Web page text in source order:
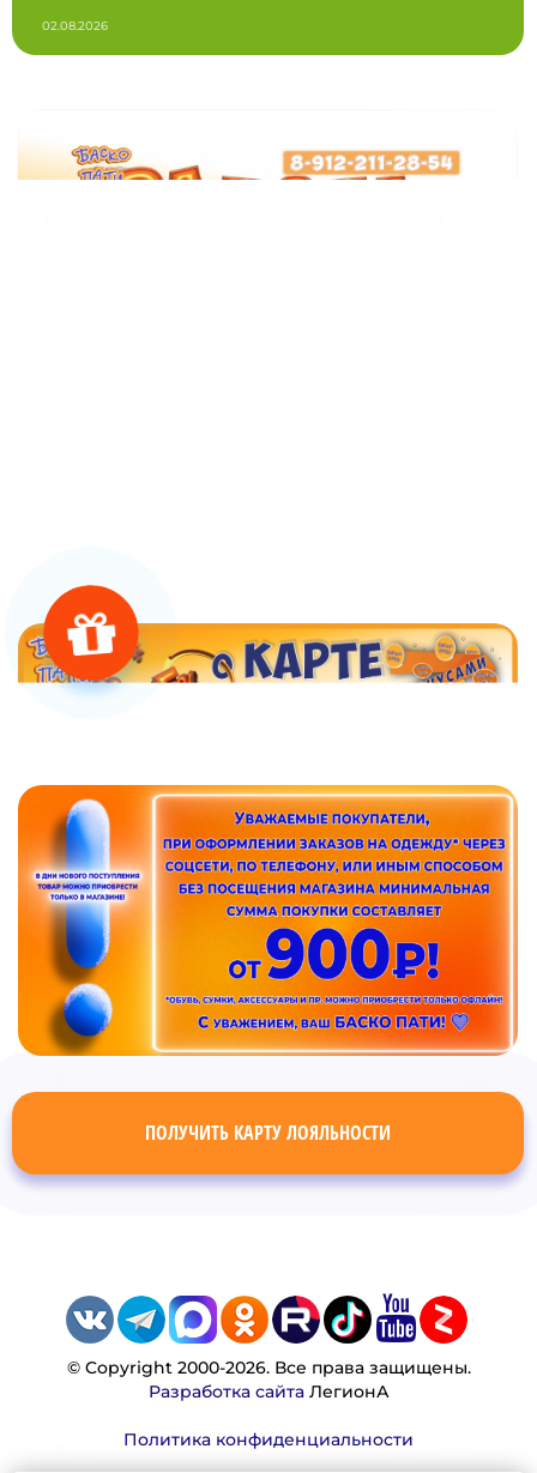
02.08.2026
ПОЛУЧИТЬ КАРТУ ЛОЯЛЬНОСТИ
© Copyright 2000-2026. Все права защищены.
Разработка сайтаЛегионА
Политика конфиденциальности